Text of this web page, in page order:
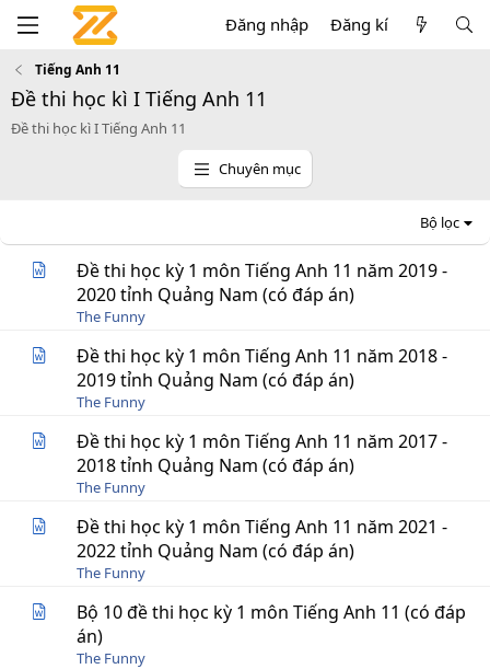
Đăng nhập Đăng kí
Tiếng Anh 11
Đề thi học kì I Tiếng Anh 11
Đề thi học kì I Tiếng Anh 11
Chuyên mục
Bộ lọc
Đề thi học kỳ 1 môn Tiếng Anh 11 năm 2019 -
2020 tỉnh Quảng Nam (có đáp án)
The Funny
Đề thi học kỳ 1 môn Tiếng Anh 11 năm 2018 -
2019 tỉnh Quảng Nam (có đáp án)
The Funny
Đề thi học kỳ 1 môn Tiếng Anh 11 năm 2017 -
2018 tỉnh Quảng Nam (có đáp án)
The Funny
Đề thi học kỳ 1 môn Tiếng Anh 11 năm 2021 -
2022 tỉnh Quảng Nam (có đáp án)
The Funny
Bộ 10 đề thi học kỳ 1 môn Tiếng Anh 11 (có đáp
án)
The Funny